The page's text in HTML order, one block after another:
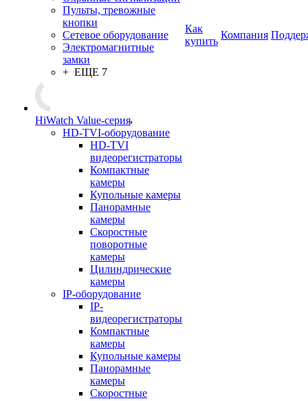
Пульты, тревожные
кнопки
Сетевое оборудование
Электромагнитные
замки
+ ЕЩЕ 7
HiWatch Value-серия
HD-TVI-оборудование
HD-TVI
видеорегистраторы
Компактные
камеры
Купольные камеры
Панорамные
камеры
Скоростные
поворотные
камеры
Цилиндрические
камеры
IP-оборудование
IP-
видеорегистраторы
Компактные
камеры
Купольные камеры
Панорамные
камеры
Скоростные
Как
купить
Компания